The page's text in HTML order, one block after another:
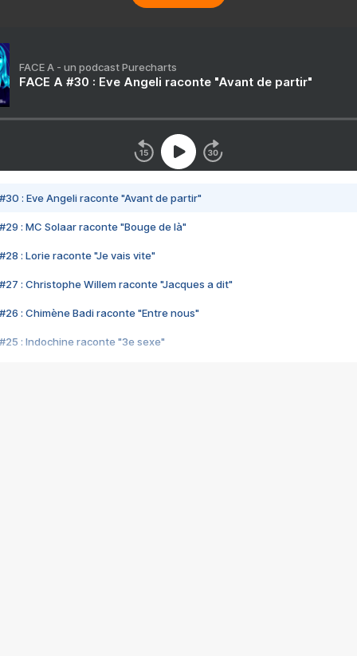
FACE A - un podcast Purecharts
FACE A #30 : Eve Angeli raconte "Avant de partir"
#30 : Eve Angeli raconte "Avant de partir"
#29 : MC Solaar raconte "Bouge de là"
#28 : Lorie raconte "Je vais vite"
#27 : Christophe Willem raconte "Jacques a dit"
#26 : Chimène Badi raconte "Entre nous"
#25 : Indochine raconte "3e sexe"